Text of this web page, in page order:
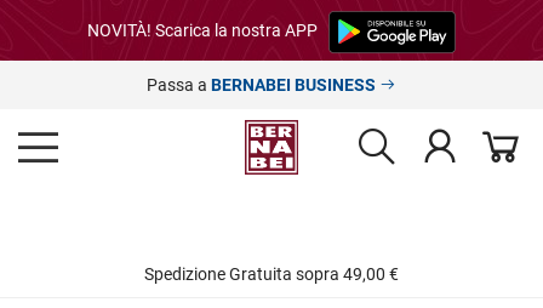
NOVITÀ! Scarica la nostra APP
Passa a BERNABEI BUSINESS
Spedizione Gratuita sopra 49,00 €